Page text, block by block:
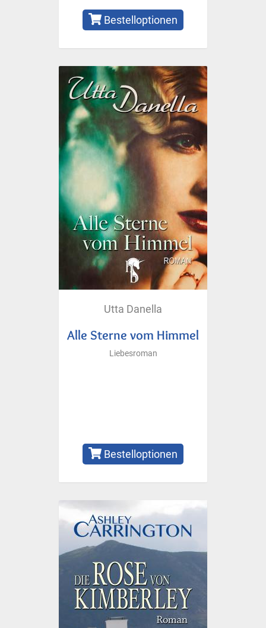
Bestelloptionen
Utta Danella
Alle Sterne vom Himmel
Liebesroman
Bestelloptionen